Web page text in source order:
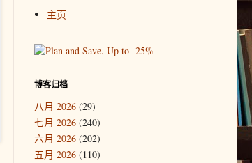
主页
博客归档
八月 2026 (29)
七月 2026 (240)
六月 2026 (202)
五月 2026 (110)